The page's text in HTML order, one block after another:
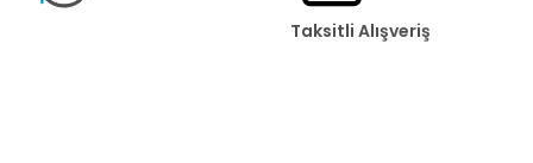
Taksitli Alışveriş